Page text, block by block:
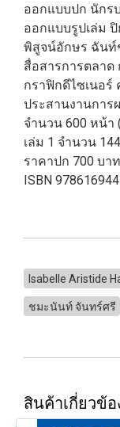
ออกแบบปก นักร
ออกแบบรูปเล่ม
พิสูจน์อักษร ฉัน
สื่อสารการตลา
กราฟิกดีไซเนอร์
ประสานงานการ
จำนวน 600 หน้า
เล่ม 1 จำนวน
ราคาปก 700 บาท
ISBN
Isabelle Aristide
ชมะนันท์ จันทร์ศรี
สินค้าเกี่ยวข้อ